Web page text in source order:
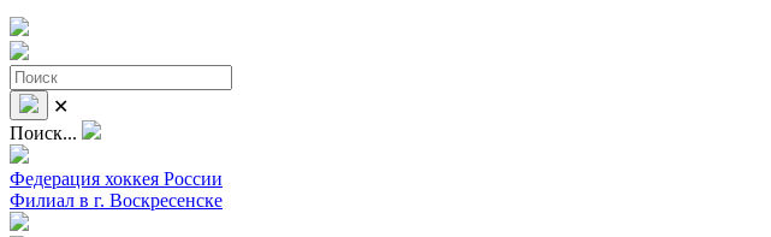
✕
Поиск...
Федерация хоккея России
Филиал в г. Воскресенске